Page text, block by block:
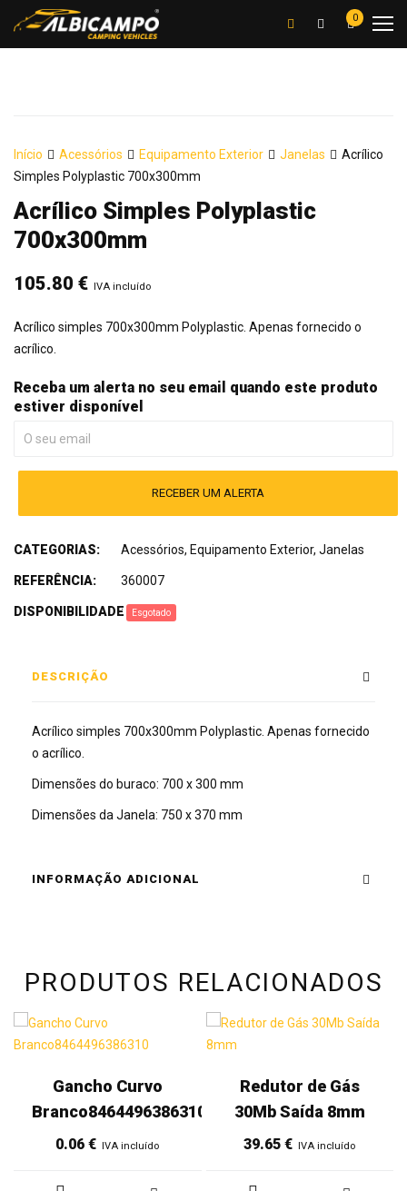
0
Início Acessórios Equipamento Exterior Janelas
Acrílico
Simples Polyplastic 700x300mm
Acrílico Simples Polyplastic
700x300mm
105.80 € IVA incluído
Acrílico simples 700x300mm Polyplastic. Apenas fornecido o
acrílico.
Receba um alerta no seu email quando este produto
estiver disponível
RECEBER UM ALERTA
CATEGORIAS: Acessórios, Equipamento Exterior, Janelas
REFERÊNCIA: 360007
DISPONIBILIDADE: Esgotado
DESCRIÇÃO
Acrílico simples 700x300mm Polyplastic. Apenas fornecido
o acrílico.
Dimensões do buraco: 700 x 300 mm
Dimensões da Janela: 750 x 370 mm
INFORMAÇÃO ADICIONAL
PRODUTOS RELACIONADOS
Gancho Curvo
Branco8464496386310
0.06€ IVA incluído
Redutor de Gás
30Mb Saída 8mm
39.65€ IVA incluído